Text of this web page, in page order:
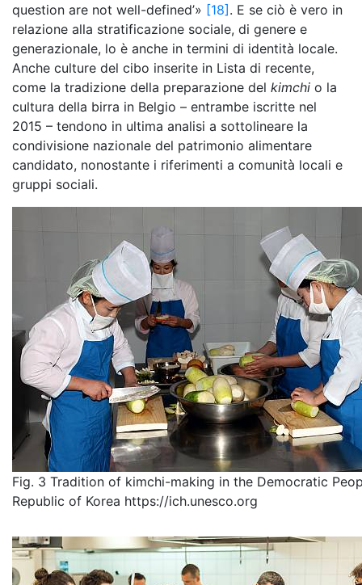
question are not well-defined’» [18]. E se ciò è vero in
relazione alla stratificazione sociale, di genere e
generazionale, lo è anche in termini di identità locale.
Anche culture del cibo inserite in Lista di recente,
come la tradizione della preparazione del kimchi o la
cultura della birra in Belgio – entrambe iscritte nel
2015 – tendono in ultima analisi a sottolineare la
condivisione nazionale del patrimonio alimentare
candidato, nonostante i riferimenti a comunità locali e
gruppi sociali.
Fig. 3 Tradition of kimchi-making in the Democratic
Republic of Korea https://ich.unesco.org